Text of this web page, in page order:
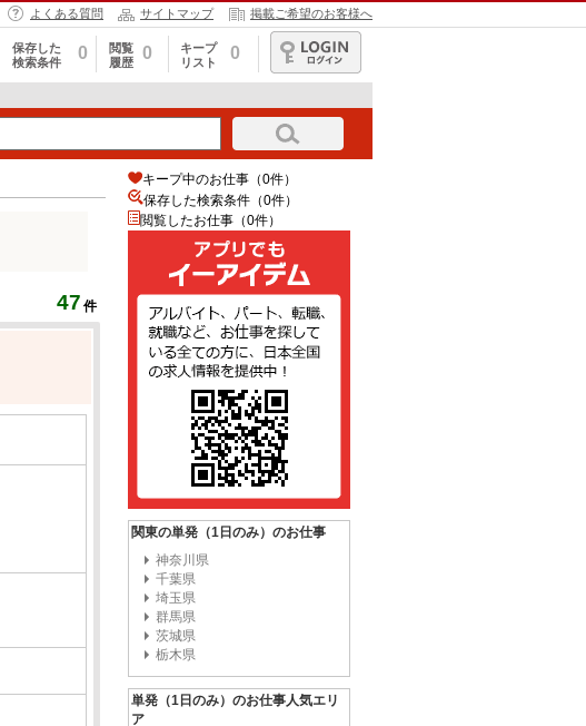
よくある質問 サイトマップ 掲載ご希望のお客様へ
保存した
検索条件
0
閲覧
履歴
0
キープ
リスト
0
ログイン
47 件
キープ中のお仕事（0件）
保存した検索条件（0件）
閲覧したお仕事（0件）
関東の単発（1日のみ）のお仕事
神奈川県
千葉県
埼玉県
群馬県
茨城県
栃木県
単発（1日のみ）のお仕事人気エリ
ア